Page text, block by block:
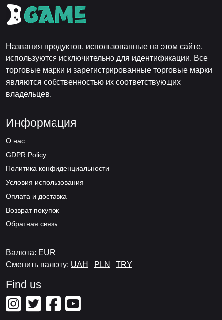
Названия продуктов, использованные на этом сайте,
используются исключительно для идентификации. Все
торговые марки и зарегистрированные торговые марки
являются собственностью их соответствующих
владельцев.
Информация
О нас
GDPR Policy
Политика конфиденциальности
Условия использования
Оплата и доставка
Возврат покупок
Обратная связь
Валюта: EUR
Сменить валюту: UAH PLN TRY
Find us